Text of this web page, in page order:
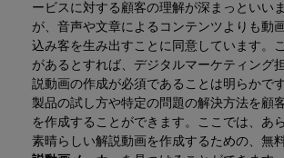
ービスに対する顧客の理解が深まっといい
が、音声や文章によるコンテンツよりも動
込み客を生み出すことに同意しています。
があるとすれば、デジタルマーケティング
説動画の作成が必須であることは明らかで
製品の試し方や特定の問題の解決方法を顧
を作成することができます。ここでは、あ
素晴らしい解説動画を作成するための、無